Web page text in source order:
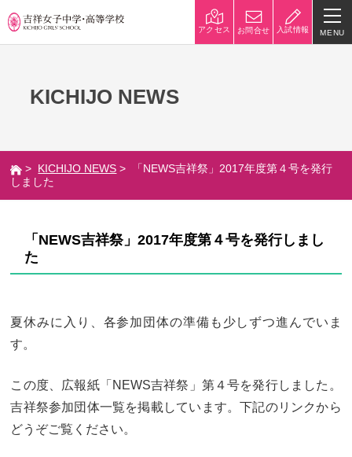
アクセス お問合せ 入試情報 MENU
校長挨拶
八王子キャンパス 学校規模
災害への対策 学校紹介動画
吉祥での学び
補習・教養講座・公開講座・
ライフスキルプログラム
KICHIJO NEWS
> KICHIJO NEWS > 「NEWS吉祥祭」2017年度第４号を発行
しました
「NEWS吉祥祭」2017年度第４号を発行しまし
た
夏休みに入り、各参加団体の準備も少しずつ進んでいま
す。
この度、広報紙「NEWS吉祥祭」第４号を発行しました。
吉祥祭参加団体一覧を掲載しています。下記のリンクから
どうぞご覧ください。